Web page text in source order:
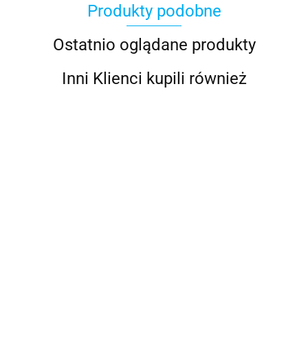
Produkty podobne
Ostatnio oglądane produkty
Inni Klienci kupili również